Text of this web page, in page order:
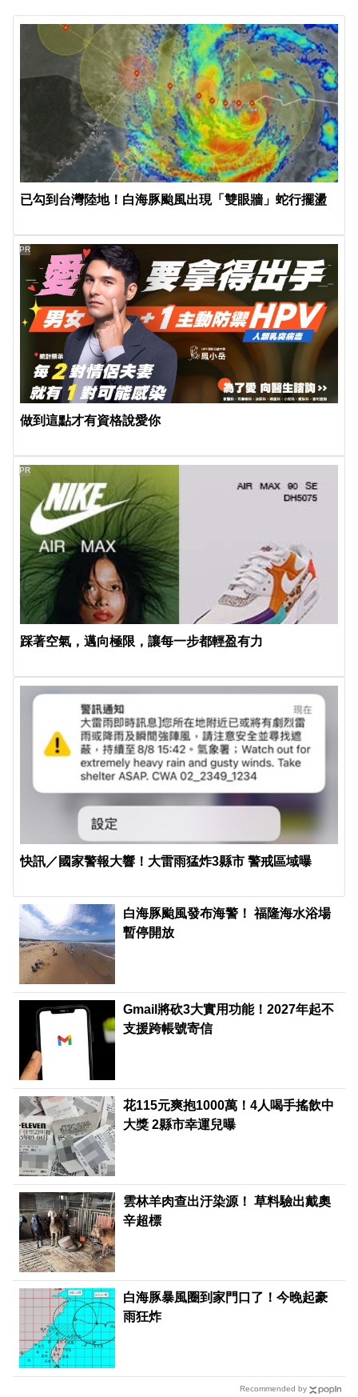
已勾到台灣陸地！白海豚颱風出現「雙眼牆」蛇行擺盪
做到這點才有資格說愛你
PR
踩著空氣，邁向極限，讓每一步都輕盈有力
PR
快訊／國家警報大響！大雷雨猛炸3縣市 警戒區域曝
白海豚颱風發布海警！ 福隆海水浴場
暫停開放
Gmail將砍3大實用功能！2027年起不
支援跨帳號寄信
花115元爽抱1000萬！4人喝手搖飲中
大獎 2縣市幸運兒曝
雲林羊肉查出汙染源！ 草料驗出戴奧
辛超標
白海豚暴風圈到家門口了！今晚起豪
雨狂炸
Recommended by